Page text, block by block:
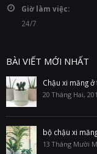
Giờ làm việc:
24/7
BÀI VIẾT MỚI NHẤT
Chậu xi măng
20 Tháng Hai,
bộ chậu xi
13 Tháng Mười